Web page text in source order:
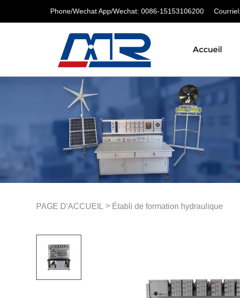
Phone/Wechat App/Wechat: 0086-15153106200 Courriel:
Accueil
PAGE D'ACCUEIL > Établi de formation hydraulique